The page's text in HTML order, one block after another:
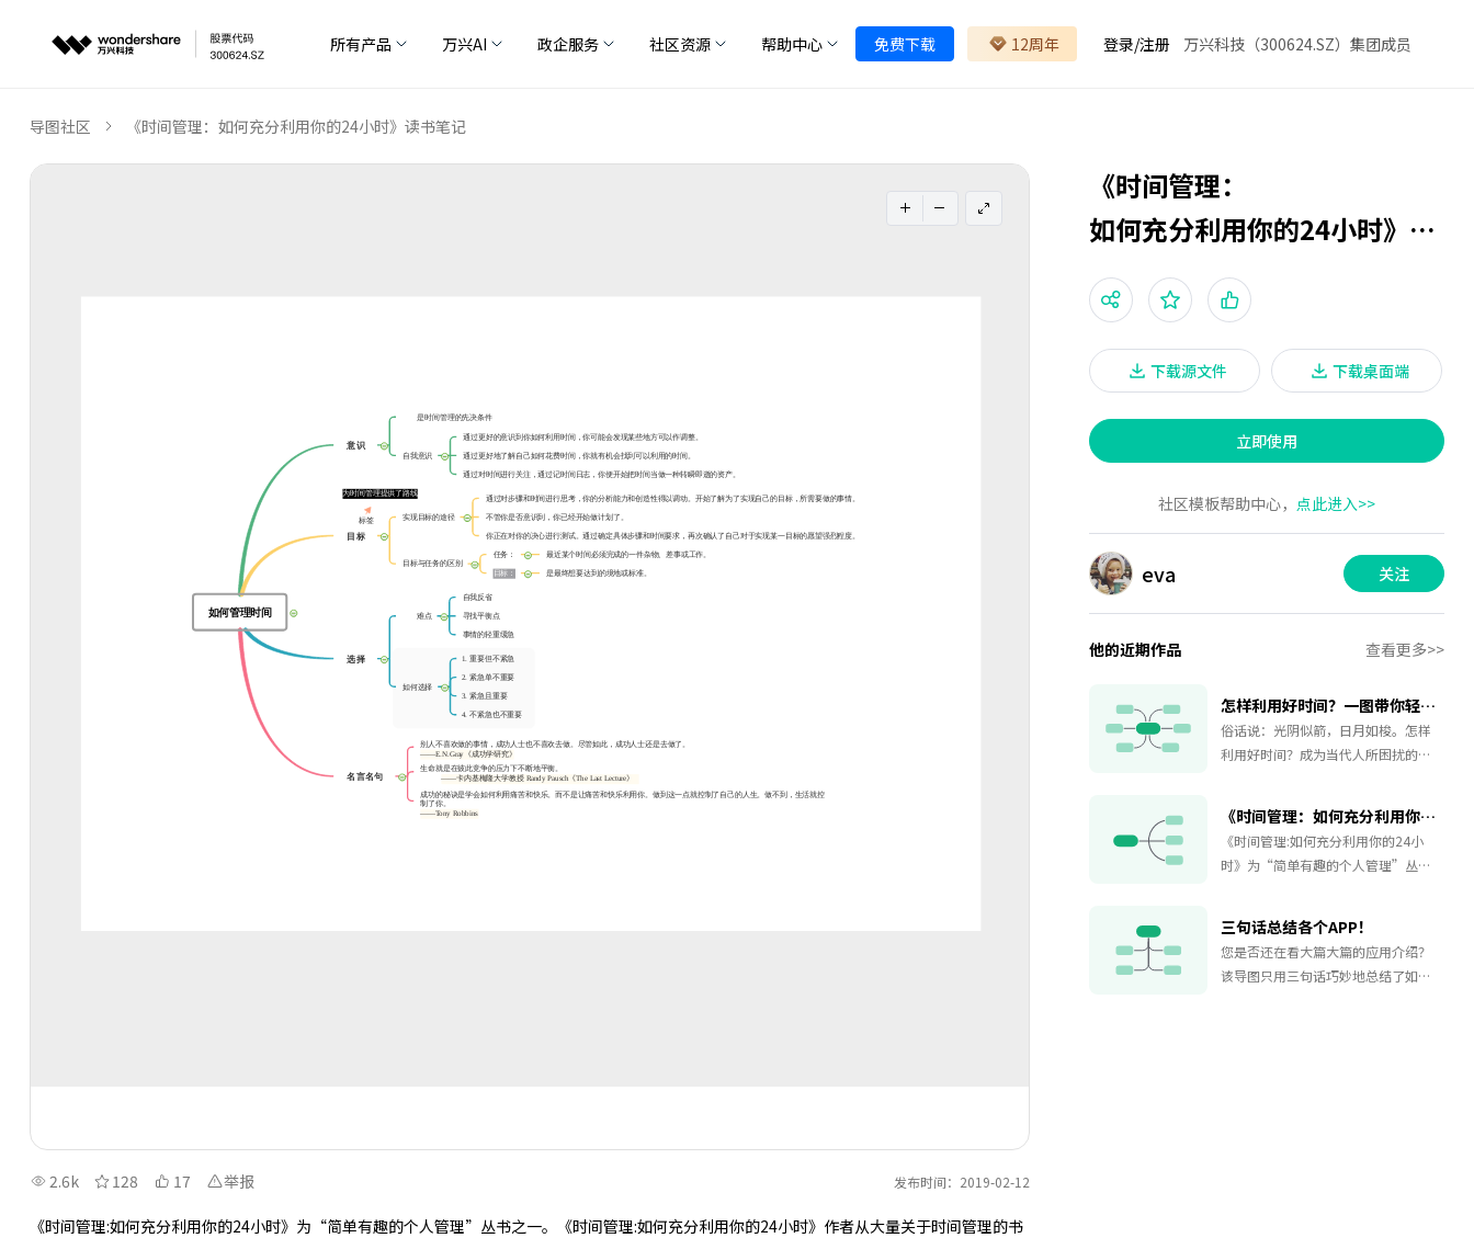
所有产品 万兴AI 政企服务 社区资源 帮助中心 免费下载 12周年 登录/注册 万兴科技（300624.SZ）集团成员
导图社区 《时间管理：如何充分利用你的24小时》读书笔记
2.6k 128 17 举报 发布时间：2019-02-12
《时间管理:如何充分利用你的24小时》为“简单有趣的个人管理”丛书之一。《时间管理:如何充分利用你的24小时》作者从大量关于时间管理的书
《时间管理：
如何充分利用你的24小时》
读书笔记
下载源文件 下载桌面端
立即使用
社区模板帮助中心， 点此进入>>
eva 关注
他的近期作品 查看更多>>
怎样利用好时间？一图带你轻松管理
俗话说：光阴似箭，日月如梭。怎样
利用好时间？成为当代人所困扰的问
好自己的时间，让自己的人生更加绚
丽多彩！！！
《时间管理：如何充分利用你的24小时》读书笔记
《时间管理:如何充分利用你的24小
时》为“简单有趣的个人管理”丛书
书籍和文章中归纳出约50条原则.并在
书中一一展示。《时间管理:如何充分
利用你的24小时》以故事的形式来介
三句话总结各个APP！
您是否还在看大篇大篇的应用介绍？
该导图只用三句话巧妙地总结了如今